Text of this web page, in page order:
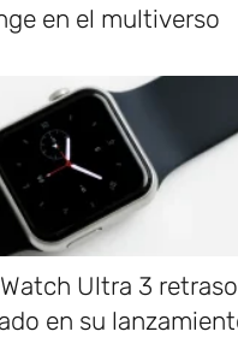
en el multiverso
Ultra 3 retraso
en su